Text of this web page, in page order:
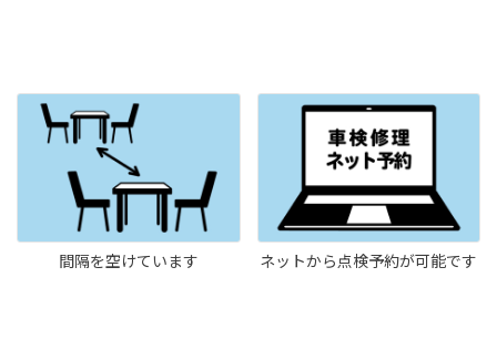
間隔を空けています ネットから点検予約が可能です